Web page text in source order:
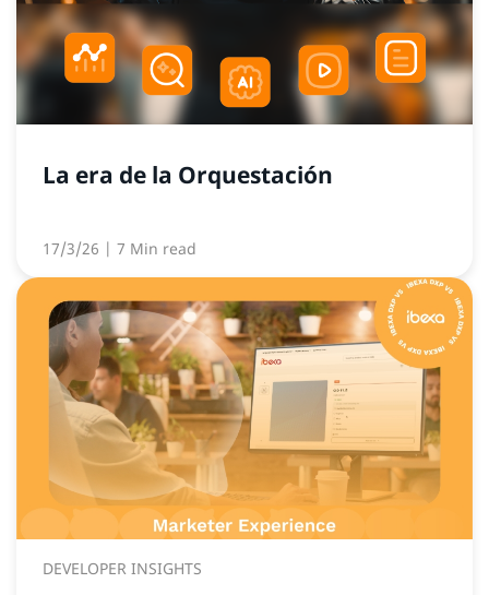
La era de la Orquestación
17/3/26 | 7 Min read
DEVELOPER INSIGHTS